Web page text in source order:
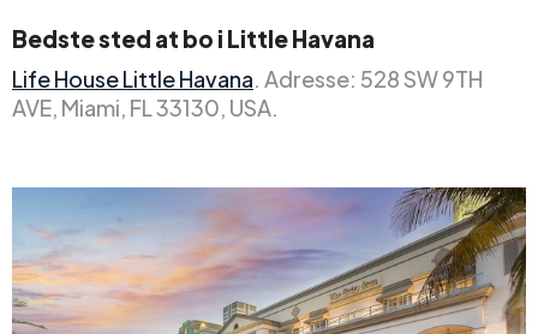
Bedste sted at bo i Little Havana
Life House Little Havana. Adresse: 528 SW 9TH
AVE, Miami, FL 33130, USA.